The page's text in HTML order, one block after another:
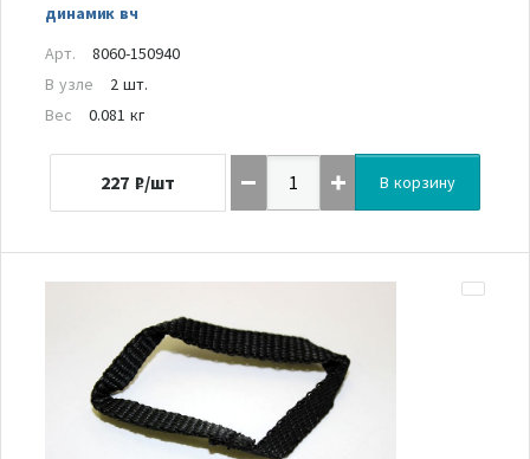
динамик вч
Арт.
8060-150940
В узле
2 шт.
Вес
0.081 кг
227 ₽/шт В корзину